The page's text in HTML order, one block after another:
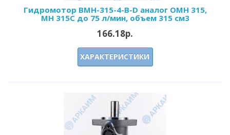
Гидромотор BMH-315-4-B-D аналог OMH 315,
MH 315C до 75 л/мин, объем 315 см3
166.18р.
ХАРАКТЕРИСТИКИ